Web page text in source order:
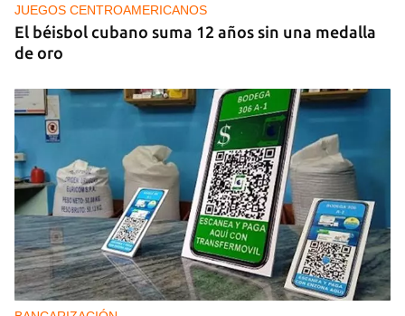
JUEGOS CENTROAMERICANOS
El béisbol cubano suma 12 años sin una medalla
de oro